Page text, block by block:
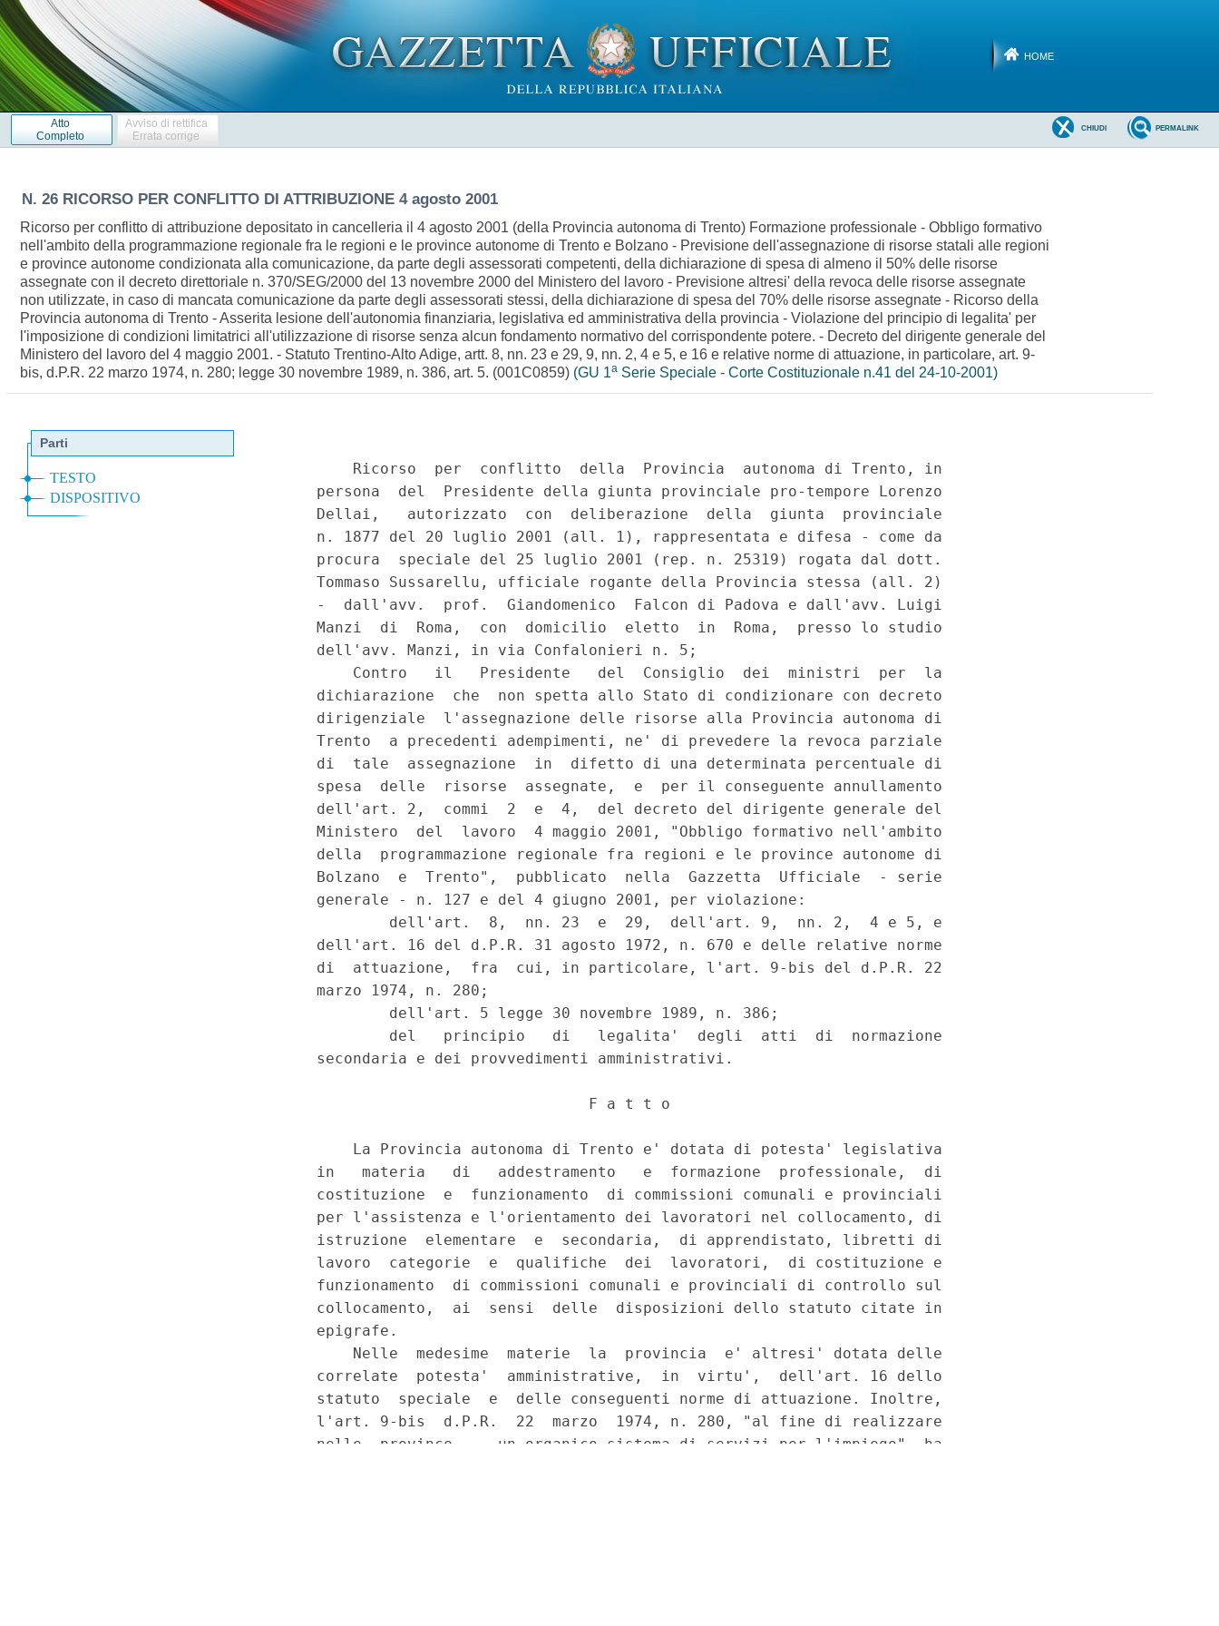
HOME
Atto
Completo
Avviso di rettifica
Errata corrige
PERMALINK
CHIUDI
N. 26 RICORSO PER CONFLITTO DI ATTRIBUZIONE 4 agosto 2001
Ricorso per conflitto di attribuzione depositato in cancelleria il 4 agosto 2001 (della Provincia autonoma di Trento) Formazione professionale - Obbligo formativo
nell'ambito della programmazione regionale fra le regioni e le province autonome di Trento e Bolzano - Previsione dell'assegnazione di risorse statali alle regioni
e province autonome condizionata alla comunicazione, da parte degli assessorati competenti, della dichiarazione di spesa di almeno il 50% delle risorse
assegnate con il decreto direttoriale n. 370/SEG/2000 del 13 novembre 2000 del Ministero del lavoro - Previsione altresi' della revoca delle risorse assegnate
non utilizzate, in caso di mancata comunicazione da parte degli assessorati stessi, della dichiarazione di spesa del 70% delle risorse assegnate - Ricorso della
Provincia autonoma di Trento - Asserita lesione dell'autonomia finanziaria, legislativa ed amministrativa della provincia - Violazione del principio di legalita' per
l'imposizione di condizioni limitatrici all'utilizzazione di risorse senza alcun fondamento normativo del corrispondente potere. - Decreto del dirigente generale del
Ministero del lavoro del 4 maggio 2001. - Statuto Trentino-Alto Adige, artt. 8, nn. 23 e 29, 9, nn. 2, 4 e 5, e 16 e relative norme di attuazione, in particolare, art. 9-
bis, d.P.R. 22 marzo 1974, n. 280; legge 30 novembre 1989, n. 386, art. 5. (001C0859) (GU 1a Serie Speciale - Corte Costituzionale n.41 del 24-10-2001)